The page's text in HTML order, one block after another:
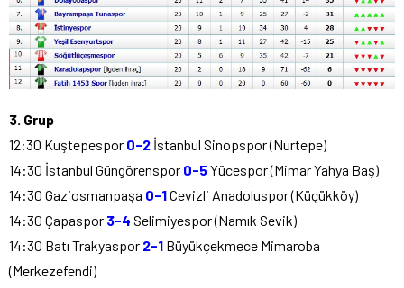
3. Grup
12:30 Kuştepespor 0-2 İstanbul Sinopspor (Nurtepe)
14:30 İstanbul Güngörenspor 0-5Yücespor (Mimar Yahya Baş)
14:30 Gaziosmanpaşa 0-1Cevizli Anadoluspor (Küçükköy)
14:30 Çapaspor 3-4 Selimiyespor (Namık Sevik)
14:30 Batı Trakyaspor 2-1 Büyükçekmece Mimaroba
(Merkezefendi)